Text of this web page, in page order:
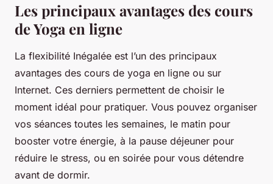
Les principaux avantages des cours
de Yoga en ligne
La flexibilité Inégalée est l’un des principaux
avantages des cours de yoga en ligne ou sur
Internet. Ces derniers permettent de choisir le
moment idéal pour pratiquer. Vous pouvez organiser
vos séances toutes les semaines, le matin pour
booster votre énergie, à la pause déjeuner pour
réduire le stress, ou en soirée pour vous détendre
avant de dormir.